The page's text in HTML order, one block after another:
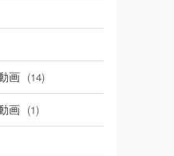
画 (14)
画 (1)